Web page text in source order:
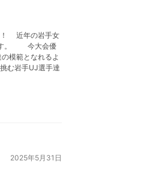
！ 近年の岩手女
です。 今大会優
模範となれるよ
む岩手UJ選手達
2025年5月31日